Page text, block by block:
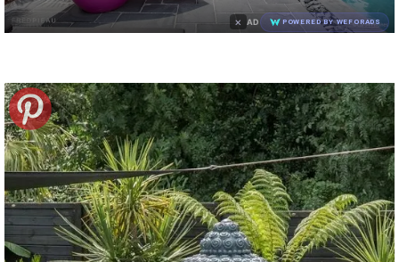
× AD POWERED BY WEFORADS